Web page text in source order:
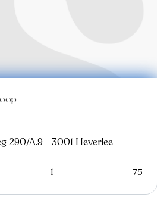
290/A.9 - 3001 Heverlee
1 75